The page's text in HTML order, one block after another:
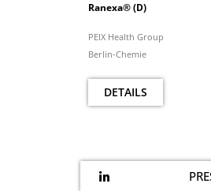
Ranexa® (D)
PEIX Health Group
Berlin-Chemie
DETAILS